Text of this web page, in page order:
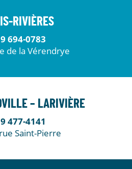
RIVIÈRES
694-0783
de la Vérendrye
– LARIVIÈRE
477-4141
Saint-Pierre